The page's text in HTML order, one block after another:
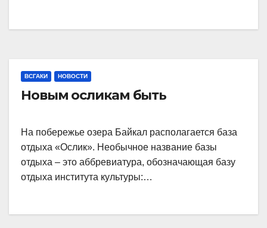
ВСГАКИ НОВОСТИ
Новым осликам быть
На побережье озера Байкал располагается база
отдыха «Ослик». Необычное название базы
отдыха – это аббревиатура, обозначающая базу
отдыха института культуры:…